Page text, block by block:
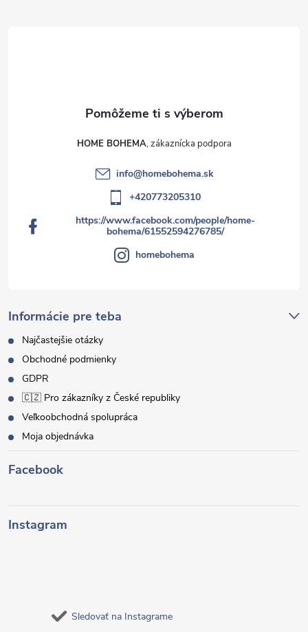
Informácie pre teba
Najčastejšie otázky
Obchodné podmienky
GDPR
🇨🇿 Pro zákazníky z České republiky
Veľkoobchodná spolupráca
Moja objednávka
HOME BOHEMA
info@homebohema.sk
+420773205310
https://www.facebook.com/people/home-
bohema/61552594276785/
homebohema
Facebook
Instagram
Sledovať na Instagrame